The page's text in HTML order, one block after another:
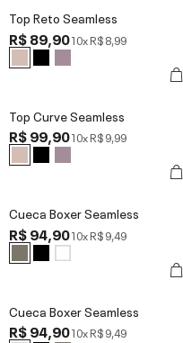
Top Reto Seamless
R$ 89,9010xR$ 8,99
Top Curve Seamless
R$ 99,9010xR$ 9,99
Cueca Boxer Seamless
R$ 94,9010xR$ 9,49
Cueca Boxer Seamless
R$ 94,9010xR$ 9,49